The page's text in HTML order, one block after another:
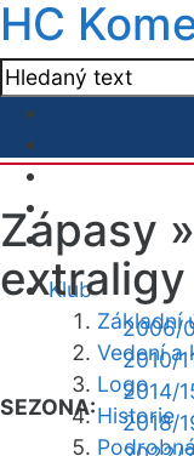
HC
Klub
Základní
Vedení a
Logo
Historie
Zápasy »
extraligy
SEZONA:
2006/
2010/
2014/
2018/